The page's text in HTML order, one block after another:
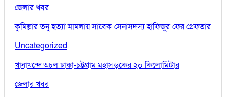
জেলার খবর
কুমিল্লার তনু হত্যা মামলায় সাবেক সেনাসদস্য হাফিজুর ফের গ্রেফতার
Uncategorized
খানাখন্দে অচল ঢাকা-চট্টগ্রাম মহাসড়কের ২০ কিলোমিটার
জেলার খবর